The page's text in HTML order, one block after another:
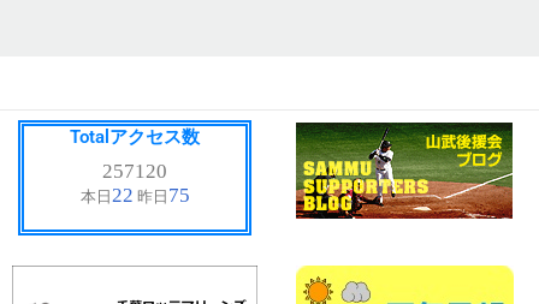
Totalアクセス数